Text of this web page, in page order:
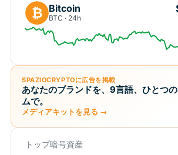
₿ Bitcoin
BTC · 24h
SPAZIOCRYPTOに広告を掲載
あなたのブランドを、9言語、ひとつ
ムで。
メディアキットを見る →
トップ暗号資産